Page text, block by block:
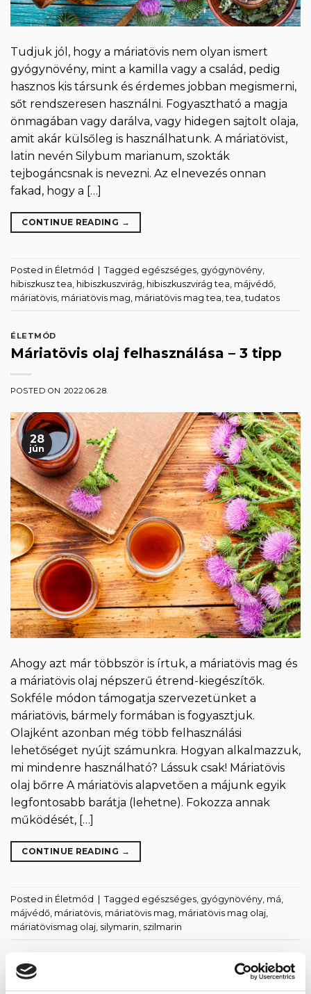
Tudjuk jól, hogy a máriatövis nem olyan ismert
gyógynövény, mint a kamilla vagy a család, pedig
hasznos kis társunk és érdemes jobban megismerni,
sőt rendszeresen használni. Fogyasztható a magja
önmagában vagy darálva, vagy hidegen sajtolt olaja,
amit akár külsőleg is használhatunk. A máriatövist,
latin nevén Silybum marianum, szokták
tejbogáncsnak is nevezni. Az elnevezés onnan
fakad, hogy a […]
CONTINUE READING →
Posted in Életmód | Tagged egészséges gyógynövény
hibiszkusz tea hibiszkuszvirág hibiszkuszvirág tea májvédő
máriatövis máriatövis mag máriatövis mag tea ,tea ,tudatos
ÉLETMÓD
Máriatövis olaj felhasználása – 3 tipp
POSTED ON 2022.06.28.
28
jún
Ahogy azt már többször is írtuk, a máriatövis mag és
a máriatövis olaj népszerű étrend-kiegészítők.
Sokféle módon támogatja szervezetünket a
máriatövis, bármely formában is fogyasztjuk.
Olajként azonban még több felhasználási
lehetőséget nyújt számunkra. Hogyan alkalmazzuk,
mi mindenre használható? Lássuk csak! Máriatövis
olaj bőrre A máriatövis alapvetően a májunk egyik
legfontosabb barátja (lehetne). Fokozza annak
működését, […]
CONTINUE READING →
Posted in Életmód | Tagged egészséges gyógynövény má
májvédő máriatövis máriatövis mag máriatövis mag olaj
máriatövismag olaj silymarin szilmarin
ÉLETMÓD
Máriatövis olaj alkalmazása és